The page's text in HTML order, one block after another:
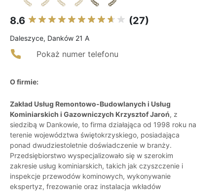
8.6 (27)
Daleszyce, Danków 21 A
Pokaż numer telefonu
O firmie:
Zakład Usług Remontowo-Budowlanych i Usług
Kominiarskich i Gazowniczych Krzysztof Jaroń, z
siedzibą w Dankowie, to firma działająca od 1998 roku na
terenie województwa świętokrzyskiego, posiadająca
ponad dwudziestoletnie doświadczenie w branży.
Przedsiębiorstwo wyspecjalizowało się w szerokim
zakresie usług kominiarskich, takich jak czyszczenie i
inspekcje przewodów kominowych, wykonywanie
ekspertyz, frezowanie oraz instalacja wkładów